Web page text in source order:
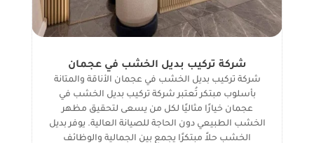
شركة تركيب بديل الخشب في عجمان
شركة تركيب بديل الخشب في عجمان الأناقة والمتانة
بأسلوب مبتكر تُعتبر شركة تركيب بديل الخشب في
عجمان خيارًا مثاليًا لكل من يسعى لتحقيق مظهر
الخشب الطبيعي دون الحاجة للصيانة العالية. يوفر بديل
الخشب حلاً مبتكرًا يجمع بين الجمالية والوظائف